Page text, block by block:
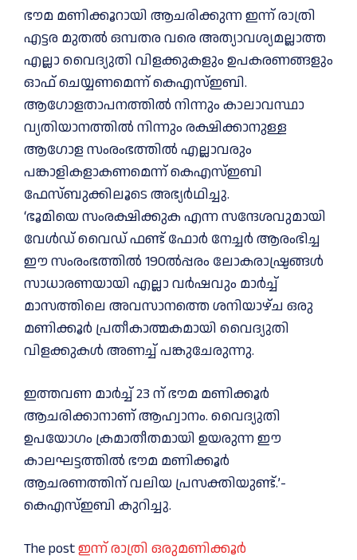
ഭൗമ മണിക്കൂറായി ആചരിക്കുന്ന ഇന്ന് രാത്രി
എട്ടര മുതല്‍ ഒമ്പതര വരെ അത്യാവശ്യമല്ലാത്ത
എല്ലാ വൈദ്യുതി വിളക്കുകളും ഉപകരണങ്ങളും
ഓഫ് ചെയ്യണമെന്ന് കെഎസ്‌ഇബി.
ആഗോളതാപനത്തില്‍ നിന്നും കാലാവസ്ഥാ
വ്യതിയാനത്തില്‍ നിന്നും രക്ഷിക്കാനുള്ള
ആഗോള സംരംഭത്തില്‍ എല്ലാവരും
പങ്കാളികളാകണമെന്ന് കെഎസ്‌ഇബി
ഫേസ്ബുക്കിലൂടെ അഭ്യര്‍ഥിച്ചു.
‘ഭൂമിയെ സംരക്ഷിക്കുക എന്ന സന്ദേശവുമായി
വേള്‍ഡ് വൈഡ് ഫണ്ട് ഫോര്‍ നേച്ചര്‍ ആരംഭിച്ച
ഈ സംരംഭത്തില്‍ 190ല്‍പ്പരം ലോകരാഷ്ട്രങ്ങള്‍
സാധാരണയായി എല്ലാ വര്‍ഷവും മാര്‍ച്ച്‌
മാസത്തിലെ അവസാനത്തെ ശനിയാഴ്ച ഒരു
മണിക്കൂര്‍ പ്രതീകാത്മകമായി വൈദ്യുതി
വിളക്കുകള്‍ അണച്ച്‌ പങ്കുചേരുന്നു.
ഇത്തവണ മാര്‍ച്ച്‌ 23 ന് ഭൗമ മണിക്കൂര്‍
ആചരിക്കാനാണ് ആഹ്വാനം. വൈദ്യുതി
ഉപയോഗം ക്രമാതീതമായി ഉയരുന്ന ഈ
കാലഘട്ടത്തില്‍ ഭൗമ മണിക്കൂര്‍
ആചരണത്തിന് വലിയ പ്രസക്തിയുണ്ട്.’-
കെഎസ്‌ഇബി കുറിച്ചു.
The postഇന്ന് രാത്രി ഒരുമണിക്കൂര്‍